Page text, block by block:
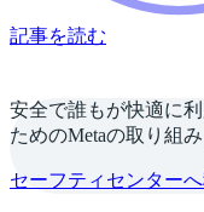
記事を読む
安全で誰もが快適に
ためのMetaの取り組
セーフティセンター